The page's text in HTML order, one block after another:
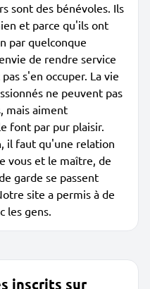
sont des bénévoles. Ils
et parce qu'ils ont
par quelconque
de rendre service
s'en occuper. La vie
ne peuvent pas
mais aiment
font par pur plaisir.
il faut qu'une relation
vous et le maître, de
garde se passent
site a permis à de
les gens.
inscrits sur